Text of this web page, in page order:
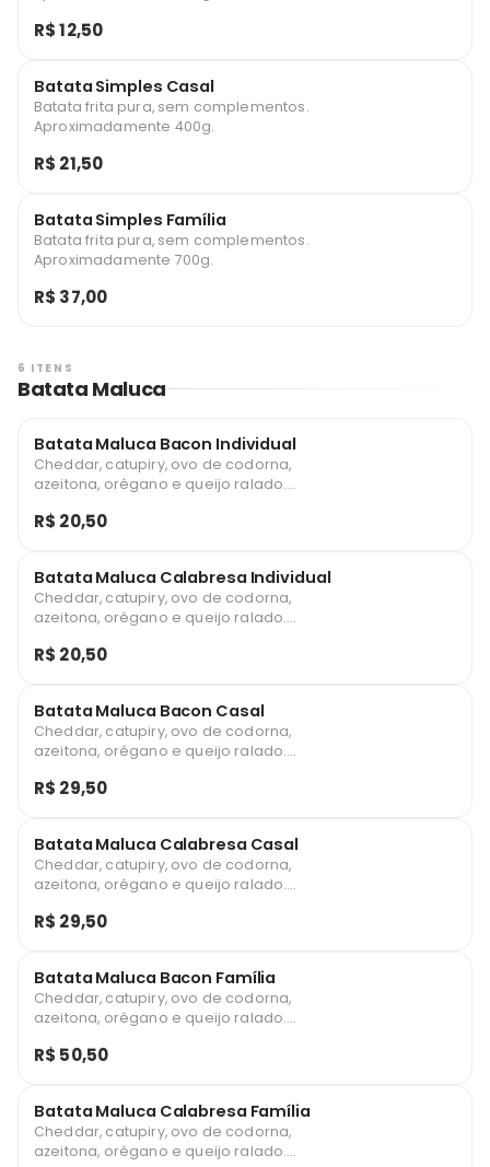
R$ 12,50
Batata Simples Casal
Batata frita pura, sem complementos.
Aproximadamente 400g.
R$ 21,50
Batata Simples Família
Batata frita pura, sem complementos.
Aproximadamente 700g.
R$ 37,00
6 ITENS
Batata Maluca
Batata Maluca Bacon Individual
Cheddar, catupiry, ovo de codorna,
azeitona, orégano e queijo ralado.
R$ 20,50
Batata Maluca Calabresa Individual
Cheddar, catupiry, ovo de codorna,
azeitona, orégano e queijo ralado.
R$ 20,50
Batata Maluca Bacon Casal
Cheddar, catupiry, ovo de codorna,
azeitona, orégano e queijo ralado.
R$ 29,50
Batata Maluca Calabresa Casal
Cheddar, catupiry, ovo de codorna,
azeitona, orégano e queijo ralado.
R$ 29,50
Batata Maluca Bacon Família
Cheddar, catupiry, ovo de codorna,
azeitona, orégano e queijo ralado.
R$ 50,50
Batata Maluca Calabresa Família
Cheddar, catupiry, ovo de codorna,
azeitona, orégano e queijo ralado.